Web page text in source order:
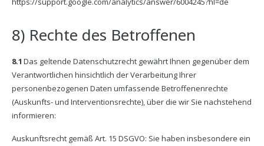
8) Rechte des Betroffenen
8.1 Das geltende Datenschutzrecht gewährt Ihnen gegenüber dem
Verantwortlichen hinsichtlich der Verarbeitung Ihrer
personenbezogenen Daten umfassende Betroffenenrechte
(Auskunfts- und Interventionsrechte), über die wir Sie nachstehend
informieren:
Auskunftsrecht gemäß Art. 15 DSGVO: Sie haben insbesondere ein